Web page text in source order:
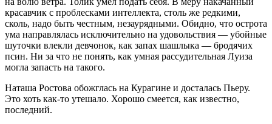
красавчик с проблесками интеллекта, столь же редкими,
сколь, надо быть честным, незаурядными. Обидно, что острота
ума направлялась исключительно на удовольствия — убойные
шуточки влекли девчонок, как запах шашлыка — бродячих
псин. Ни за что не понять, как умная рассудительная Луиза
могла запасть на такого.
Наташа Ростова обожглась на Курагине и досталась Пьеру.
Это хоть как-то утешало. Хорошо смеется, как известно,
последний.